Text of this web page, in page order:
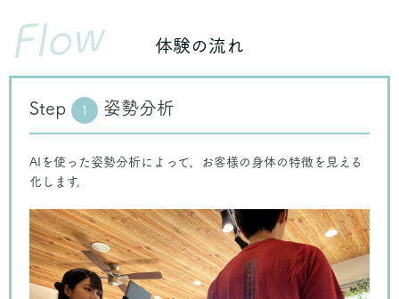
Flow 体験の流れ
Step 1 姿勢分析
AIを使った姿勢分析によって、お客様の身体の特徴を見える
化します。